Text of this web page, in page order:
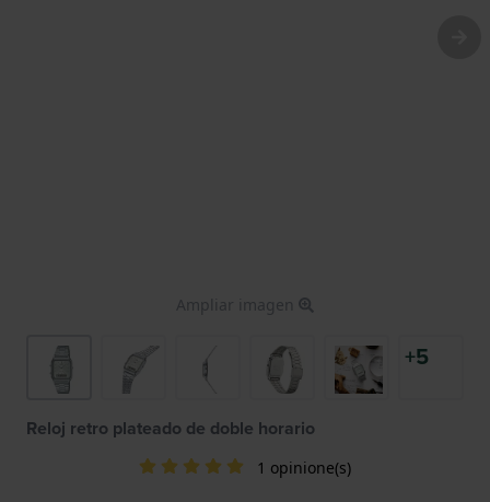
Ampliar imagen
+5
Reloj retro plateado de doble horario
1 opinione(s)